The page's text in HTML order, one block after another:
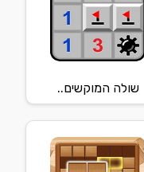
שולה המוקשים..